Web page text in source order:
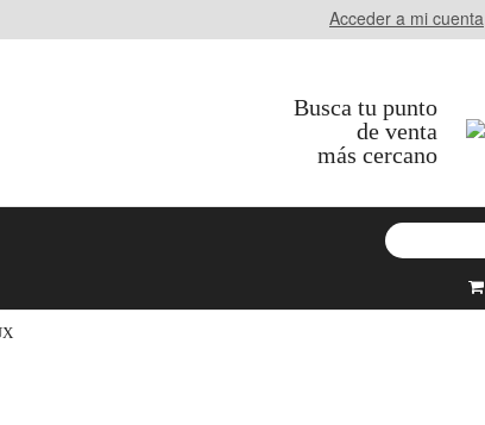
Acceder a mi cuenta
Busca tu punto
de venta
más cercano